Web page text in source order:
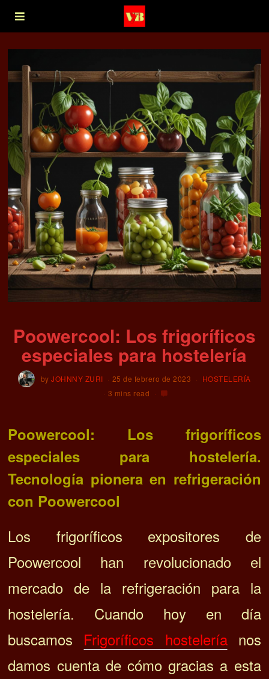
Poowercool: Los frigoríficos
especiales para hostelería
byJOHNNY ZURI 25 de febrero de 2023
HOSTELERÍA
3 mins read
Poowercool: Los frigoríficos
especiales para hostelería.
Tecnología pionera en refrigeración
con Poowercool
Los frigoríficos expositores de
Poowercool han revolucionado el
mercado de la refrigeración para la
hostelería. Cuando hoy en día
buscamos Frigoríficos hosteleríanos
damos cuenta de cómo gracias a esta